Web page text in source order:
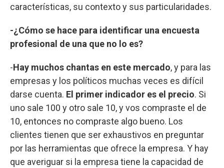
características, su contexto y sus particularidades.
-¿Cómo se hace para identificar una encuesta
profesional de una que no lo es?
-Hay muchos chantas en este mercado, y para las
empresas y los políticos muchas veces es difícil
darse cuenta. El primer indicador es el precio. Si
uno sale 100 y otro sale 10, y vos compraste el de
10, entonces no compraste algo bueno. Los
clientes tienen que ser exhaustivos en preguntar
por las herramientas que ofrece la empresa. Y hay
que averiguar si la empresa tiene la capacidad de